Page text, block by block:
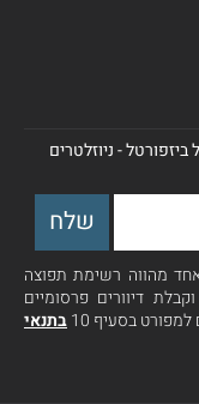
- ניוזלטרים
מהווה רשימת תפוצה
דיוורים פרסומיים
בסעיף 10
בתנאי